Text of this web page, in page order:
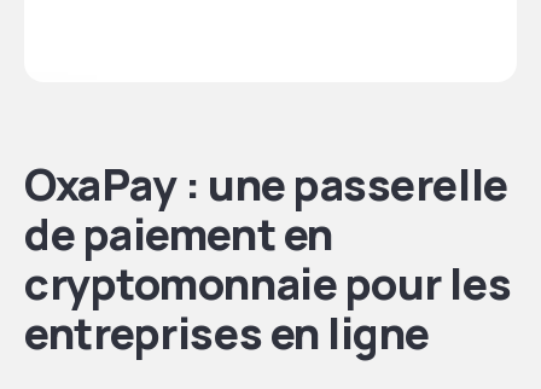
OxaPay : une passerelle
de paiement en
cryptomonnaie pour les
entreprises en ligne